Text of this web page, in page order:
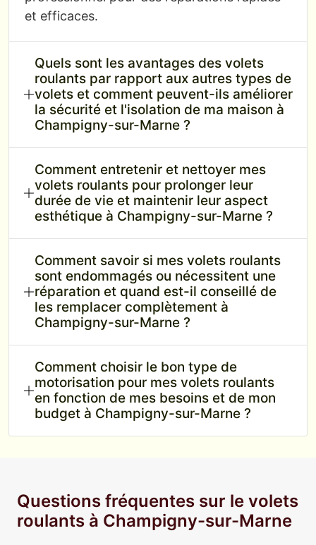
et efficaces.
Quels sont les avantages des volets
roulants par rapport aux autres types de
volets et comment peuvent-ils améliorer
la sécurité et l'isolation de ma maison à
Champigny-sur-Marne ?
Comment entretenir et nettoyer mes
volets roulants pour prolonger leur
durée de vie et maintenir leur aspect
esthétique à Champigny-sur-Marne ?
Comment savoir si mes volets roulants
sont endommagés ou nécessitent une
réparation et quand est-il conseillé de
les remplacer complètement à
Champigny-sur-Marne ?
Comment choisir le bon type de
motorisation pour mes volets roulants
en fonction de mes besoins et de mon
budget à Champigny-sur-Marne ?
Questions fréquentes sur le volets
roulants à Champigny-sur-Marne